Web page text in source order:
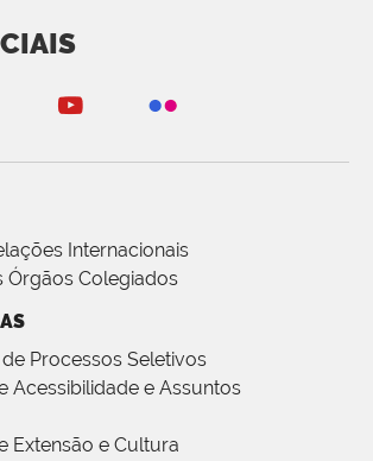
Internacionais
Órgãos Colegiados
Processos Seletivos
Acessibilidade e Assuntos
Extensão e Cultura